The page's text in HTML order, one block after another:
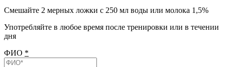
Смешайте 2 мерных ложки с 250 мл воды или молока 1,5%
Употребляйте в любое время после тренировки или в течении
дня
ФИО *